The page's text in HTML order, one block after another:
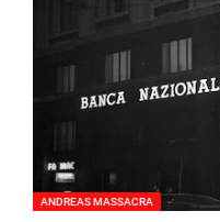
ANDREAS MASSACRA